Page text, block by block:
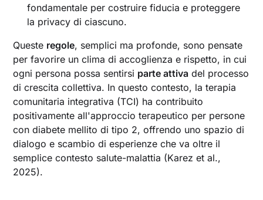
fondamentale per costruire fiducia e proteggere
la privacy di ciascuno.
Queste regole, semplici ma profonde, sono pensate
per favorire un clima di accoglienza e rispetto, in cui
ogni persona possa sentirsi parte attiva del processo
di crescita collettiva. In questo contesto, la terapia
comunitaria integrativa (TCI) ha contribuito
positivamente all'approccio terapeutico per persone
con diabete mellito di tipo 2, offrendo uno spazio di
dialogo e scambio di esperienze che va oltre il
semplice contesto salute-malattia (Karez et al.,
2025).